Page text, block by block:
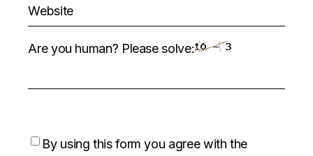
Are you human? Please solve:
By using this form you agree with the